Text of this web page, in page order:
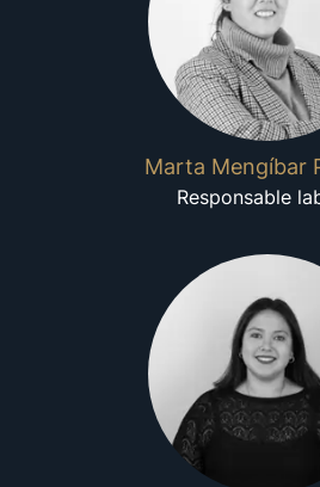
Marta Mengíbar
Responsable